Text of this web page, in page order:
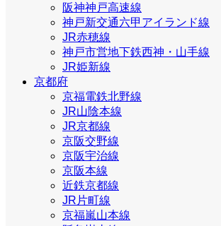
阪神神戸高速線
神戸新交通六甲アイランド線
JR赤穂線
神戸市営地下鉄西神・山手線
JR姫新線
京都府
京福電鉄北野線
JR山陰本線
JR京都線
京阪交野線
京阪宇治線
京阪本線
近鉄京都線
JR片町線
京福嵐山本線